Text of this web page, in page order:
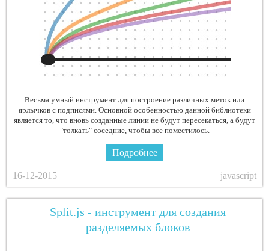
Весьма умный инструмент для построение различных меток или
ярлычков с подписями. Основной особенностью данной библиотеки
является то, что вновь созданные линии не будут пересекаться, а будут
"толкать" соседние, чтобы все поместилось.
Подробнее
16-12-2015 javascript
Split.js - инструмент для создания
разделяемых блоков